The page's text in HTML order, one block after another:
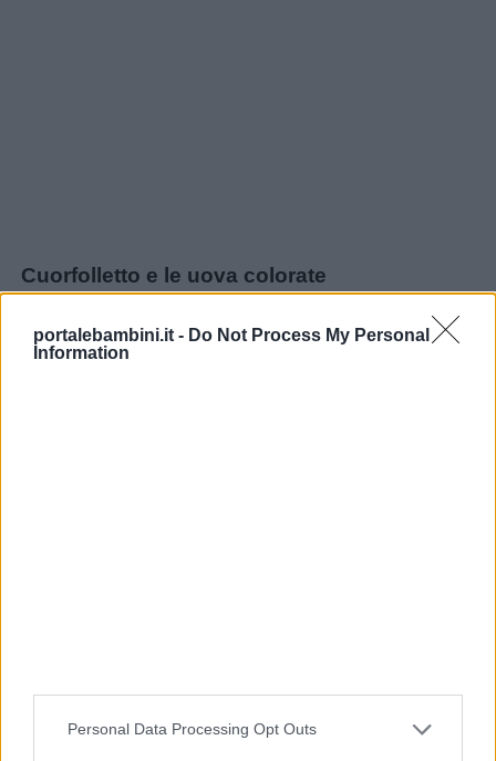
portalebambini.it - Do Not Process My Personal
Information
Personal Data Processing Opt Outs
Cuorfolletto e le uova colorate
Leggi la storia